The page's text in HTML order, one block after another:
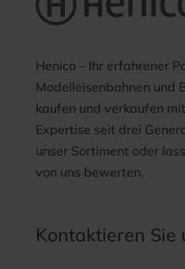
Henico – Ihr erfahrener
Modelleisenbahnen und
kaufen und verkaufen
Expertise seit drei
unser Sortiment oder
von uns bewerten.
Kontaktieren Sie